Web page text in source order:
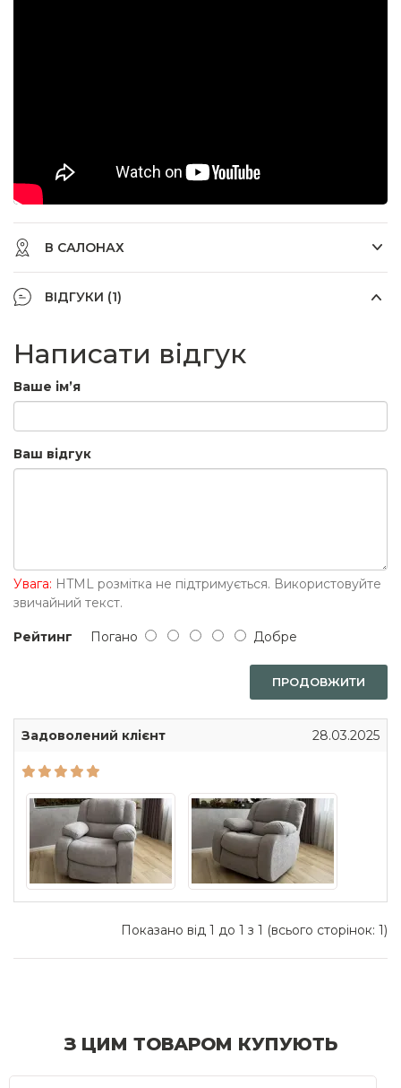
В САЛОНАХ
ВІДГУКИ (1)
Написати відгук
Ваше ім’я
Ваш відгук
Увага: HTML розмітка не підтримується. Використовуйте
звичайний текст.
Рейтинг Погано Добре
ПРОДОВЖИТИ
Задоволений клієнт 28.03.2025
Показано від 1 до 1 з 1 (всього сторінок: 1)
З ЦИМ ТОВАРОМ КУПУЮТЬ